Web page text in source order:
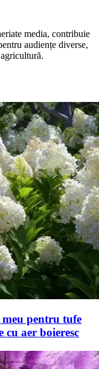
media, contribuie
audiențe diverse,
pentru tufe
aer boieresc